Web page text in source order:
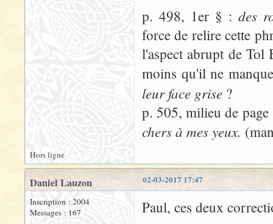
p. 498, 1er § : des
force de relire cette
l'aspect abrupt de
moins qu'il ne
leur face grise ?
p. 505, milieu de
chers à mes yeux.
Hors ligne
02-03-2017 17:47
Daniel Lauzon
Inscription : 2004
Messages : 167
Paul, ces deux